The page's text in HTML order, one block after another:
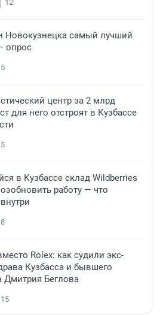
12
Новокузнецка самый лучший
опрос
5
центр за 2 млрд
для него отстроят в Кузбассе
5
в Кузбассе склад Wildberries
работу — что
8
Rolex: как судили экс-
Кузбасса и бывшего
Дмитрия Беглова
15